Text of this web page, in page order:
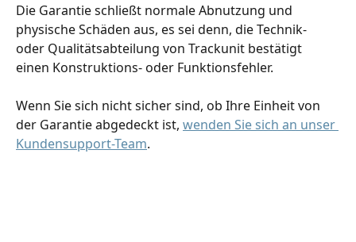
Die Garantie schließt normale Abnutzung und
physische Schäden aus, es sei denn, die Technik-
oder Qualitätsabteilung von Trackunit bestätigt
einen Konstruktions- oder Funktionsfehler.
Wenn Sie sich nicht sicher sind, ob Ihre Einheit von
der Garantie abgedeckt ist, wenden Sie sich an unser
Kundensupport-Team.